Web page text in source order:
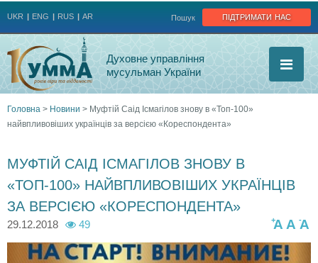
підтримати нас
Пошук
UKR ENG RUS AR
Духовне управління
мусульман України
Ви
є
тут
Головна > Новини > Муфтій Саід Ісмагілов знову в «Топ-100»
найвпливовіших українців за версією «Кореспондента»
МУФТІЙ САІД ІСМАГІЛОВ ЗНОВУ В
«ТОП-100» НАЙВПЛИВОВІШИХ УКРАЇНЦІВ
ЗА ВЕРСІЄЮ «КОРЕСПОНДЕНТА»
29.12.2018 49 -A
A
+A